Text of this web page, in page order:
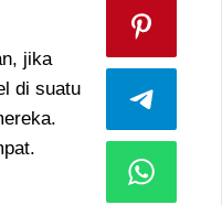
jika
di suatu